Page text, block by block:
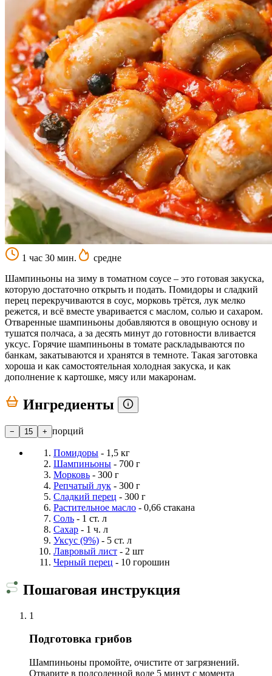
1 час 30 мин.
средне
Шампиньоны на зиму в томатном соусе – это готовая закуска,
которую достаточно открыть и подать. Помидоры и сладкий
перец перекручиваются в соус, морковь трётся, лук мелко
режется, и всё вместе уваривается с маслом, солью и сахаром.
Отваренные шампиньоны добавляются в овощную основу и
тушатся полчаса, а за десять минут до готовности вливается
уксус. Горячие шампиньоны в томате раскладываются по
банкам, закатываются и хранятся в темноте. Такая заготовка
хороша и как самостоятельная холодная закуска, и как
дополнение к картошке, мясу или макаронам.
Ингредиенты
− 15 + порций
Помидоры - 1,5 кг
Шампиньоны - 700 г
Морковь - 300 г
Репчатый лук - 300 г
Сладкий перец - 300 г
Растительное масло - 0,66 стакана
Соль - 1 ст. л
Сахар - 1 ч. л
Уксус (9%) - 5 ст. л
Лавровый лист - 2 шт
Черный перец - 10 горошин
Пошаговая инструкция
1
Подготовка грибов
Шампиньоны промойте, очистите от загрязнений.
Отварите в подсоленной воде 5 минут с момента